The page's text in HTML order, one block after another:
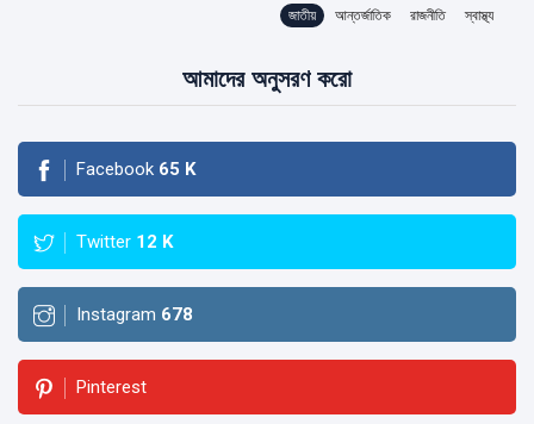
জাতীয় আন্তর্জাতিক রাজনীতি স্বাস্থ্য
আমাদের অনুসরণ করো
Facebook 65 K
Twitter 12 K
Instagram 678
Pinterest